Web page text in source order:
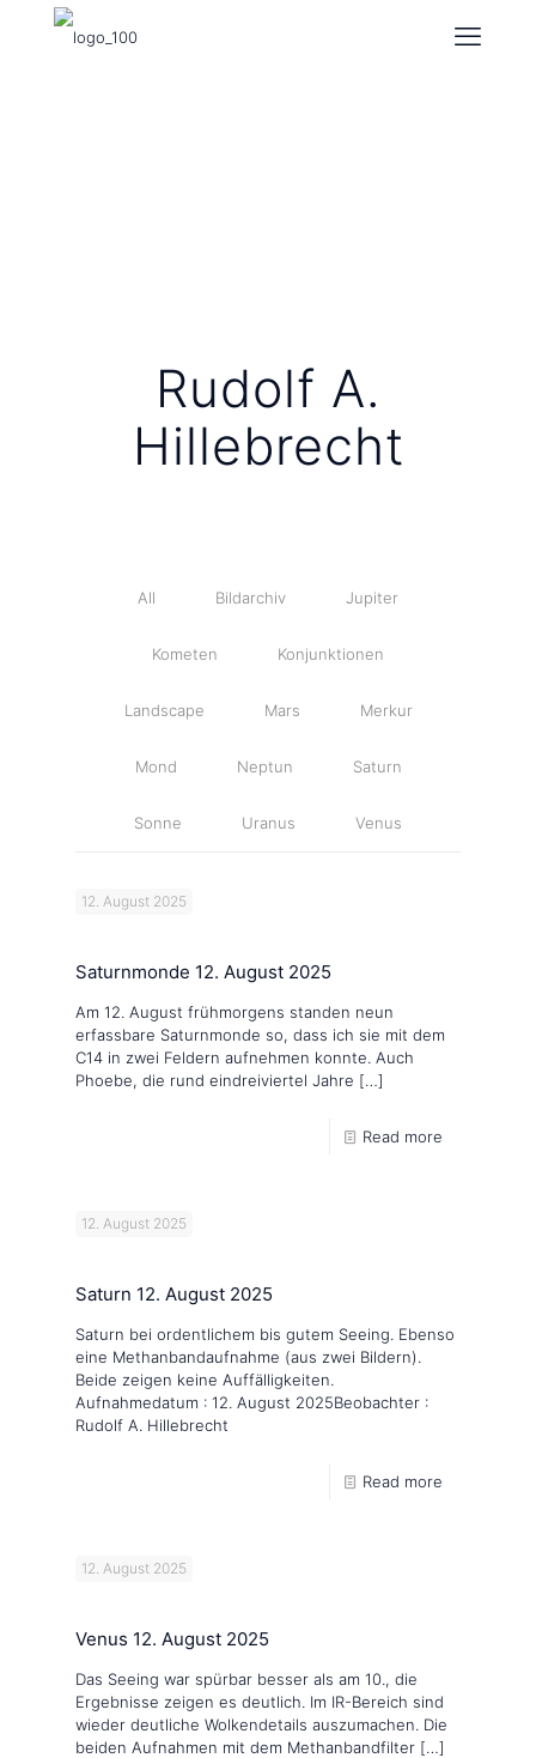
Rudolf A.
Hillebrecht
All Bildarchiv Jupiter
Kometen Konjunktionen
Landscape Mars Merkur
Mond Neptun Saturn
Sonne Uranus Venus
12. August 2025
Saturnmonde 12. August 2025
Am 12. August frühmorgens standen neun
erfassbare Saturnmonde so, dass ich sie mit dem
C14 in zwei Feldern aufnehmen konnte. Auch
Phoebe, die rund eindreiviertel Jahre […]
Read more
12. August 2025
Saturn 12. August 2025
Saturn bei ordentlichem bis gutem Seeing. Ebenso
eine Methanbandaufnahme (aus zwei Bildern).
Beide zeigen keine Auffälligkeiten.
Aufnahmedatum : 12. August 2025Beobachter :
Rudolf A. Hillebrecht
Read more
12. August 2025
Venus 12. August 2025
Das Seeing war spürbar besser als am 10., die
Ergebnisse zeigen es deutlich. Im IR-Bereich sind
wieder deutliche Wolkendetails auszumachen. Die
beiden Aufnahmen mit dem Methanbandfilter […]